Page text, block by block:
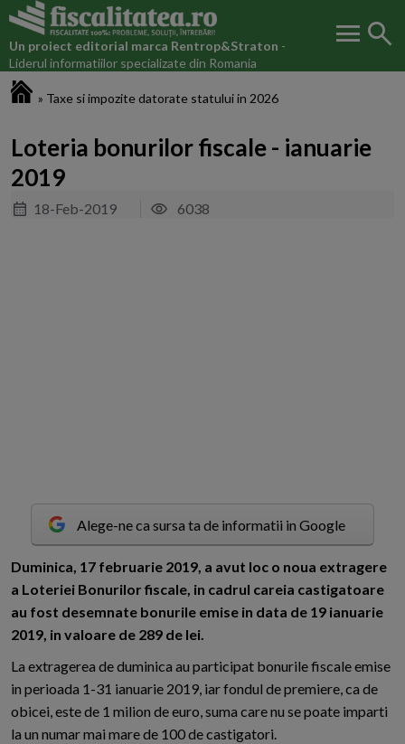
Un proiect editorial marca Rentrop&Straton -
Liderul informatiilor specializate din Romania
menu search
» Taxe si impozite datorate statului in 2026
Loteria bonurilor fiscale - ianuarie
2019
18-Feb-2019 6038
Alege-ne ca sursa ta de informatii in Google
Duminica, 17 februarie 2019, a avut loc o noua extragere
a Loteriei Bonurilor fiscale, in cadrul careia castigatoare
au fost desemnate bonurile emise in data de 19 ianuarie
2019, in valoare de 289 de lei.
La extragerea de duminica au participat bonurile fiscale emise
in perioada 1-31 ianuarie 2019, iar fondul de premiere, ca de
obicei, este de 1 milion de euro, suma care nu se poate imparti
la un numar mai mare de 100 de castigatori.